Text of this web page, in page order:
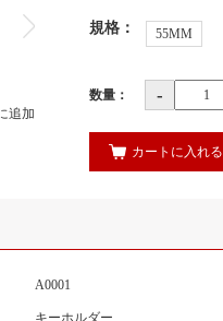
追加
規格 ： 55MM
数量： -
カートに入れる
A0001
キーホルダー